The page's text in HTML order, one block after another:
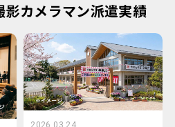
カメラマン派遣実績